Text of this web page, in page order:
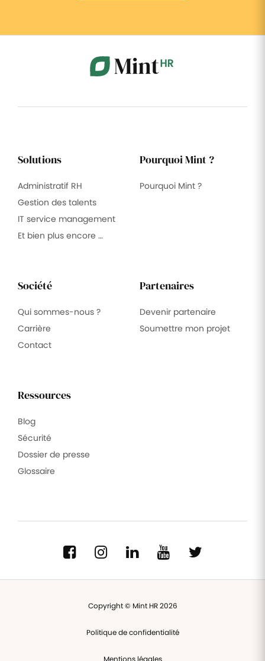
Solutions
Administratif RH
Gestion des talents
IT service management
Et bien plus encore …
Pourquoi Mint ?
Pourquoi Mint ?
Société
Qui sommes-nous ?
Carrière
Contact
Partenaires
Devenir partenaire
Soumettre mon projet
Ressources
Blog
Sécurité
Dossier de presse
Glossaire
Copyright © Mint HR 2026
Politique de confidentialité
Mentions légales